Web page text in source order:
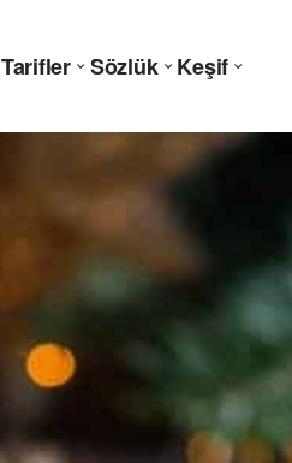
Tarifler Sözlük Keşif